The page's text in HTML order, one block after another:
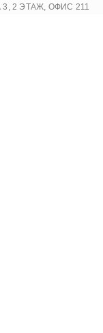
3, 2 ЭТАЖ, ОФИС 211